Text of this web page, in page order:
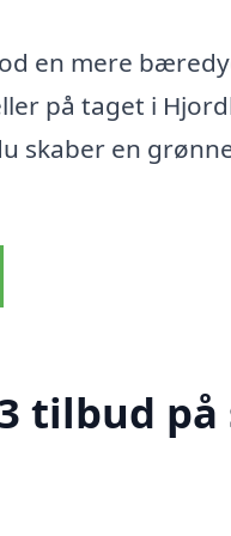
en mere
på taget i
skaber en
tilbud på